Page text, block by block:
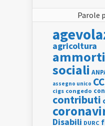
Parole
agricoltura
sociali
assegno unico
cigs congedo
contributi
Disabili DURC